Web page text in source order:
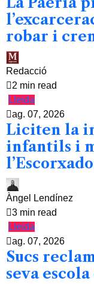
robar i
Redacció
2 min read
Lleida
ag. 07, 2026
Liciten la
infantils i
Àngel Lendínez
3 min read
Lleida
ag. 07, 2026
Sucs
seva